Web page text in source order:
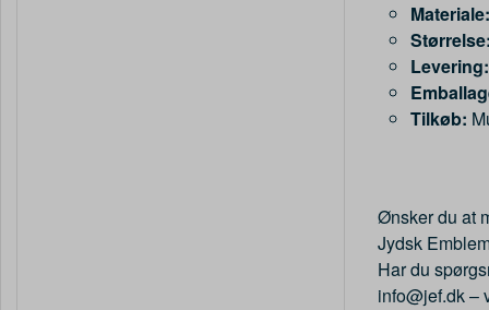
Materiale:
Størrelse:
Levering:
Tilkøb:
Ønsker du at
Jydsk
Har du
info@jef.dk –